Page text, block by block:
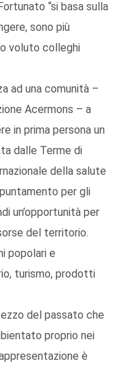
“si basa sulla
sono più
voluto colleghi
ad una comunità –
Acermons – a
in prima persona un
dalle Terme di
della salute
per gli
un’opportunità per
del territorio.
popolari e
turismo, prodotti
del passato che
proprio nei
è